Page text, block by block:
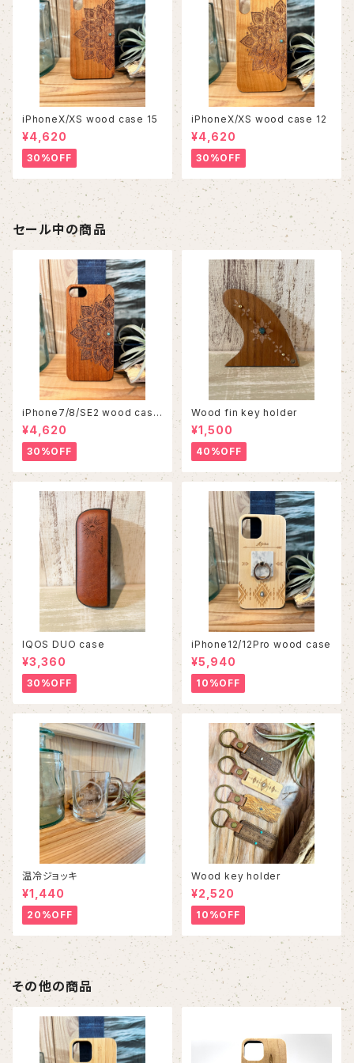
iPhoneX/XS wood case 15
¥4,620
30%OFF
iPhoneX/XS wood case 12
¥4,620
30%OFF
セール中の商品
iPhone7/8/SE2 wood case
86
¥4,620
30%OFF
Wood fin key holder
¥1,500
40%OFF
IQOS DUO case
¥3,360
30%OFF
iPhone12/12Pro wood case
¥5,940
10%OFF
温冷ジョッキ
¥1,440
20%OFF
Wood key holder
¥2,520
10%OFF
その他の商品